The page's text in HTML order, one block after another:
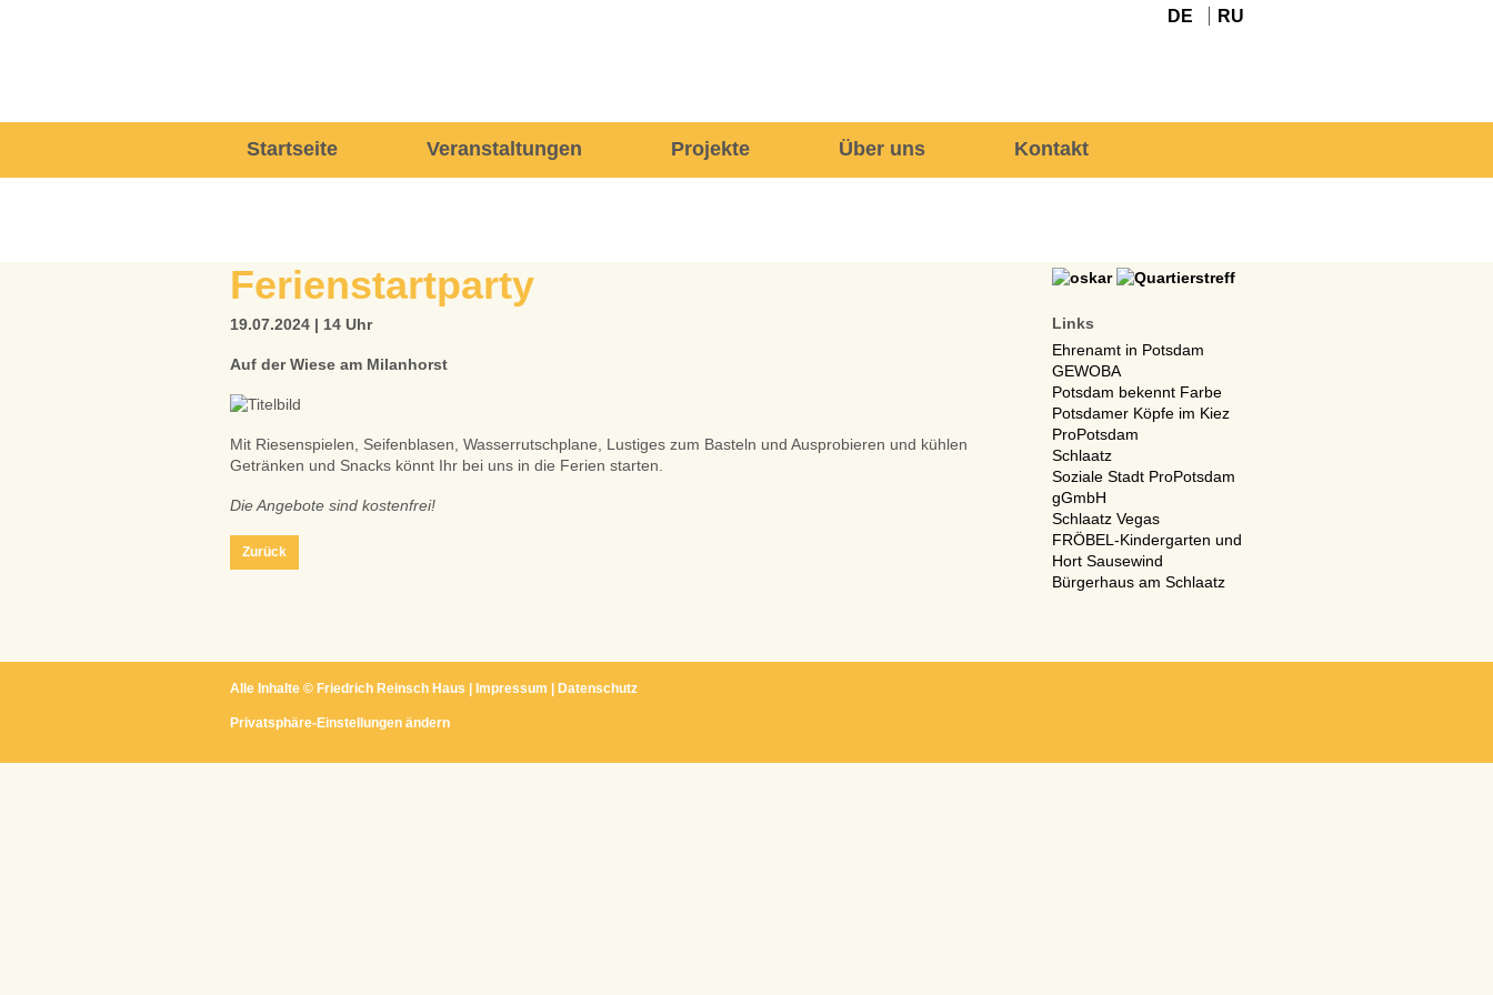
DE RU
Startseite Veranstaltungen Projekte Über uns Kontakt
Ferienstartparty
19.07.2024 | 14 Uhr
Auf der Wiese am Milanhorst
Mit Riesenspielen, Seifenblasen, Wasserrutschplane, Lustiges zum Basteln und Ausprobieren und kühlen
Getränken und Snacks könnt Ihr bei uns in die Ferien starten.
Die Angebote sind kostenfrei!
Zurück
Links
Ehrenamt in Potsdam
GEWOBA
Potsdam bekennt Farbe
Potsdamer Köpfe im Kiez
ProPotsdam
Schlaatz
Soziale Stadt ProPotsdam
gGmbH
Schlaatz Vegas
FRÖBEL-Kindergarten und
Hort Sausewind
Bürgerhaus am Schlaatz
Alle Inhalte © Friedrich Reinsch Haus Impressum Datenschutz
Privatsphäre-Einstellungen ändern